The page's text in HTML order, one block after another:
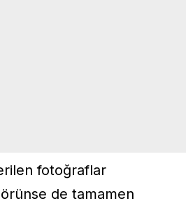
fotoğraflar
de tamamen